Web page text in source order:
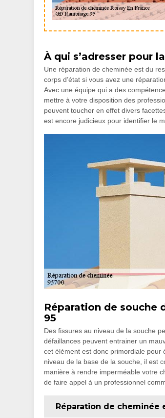
À qui s’adresser pour
Une réparation de cheminée est du
corps d’état si vous avez une
Avec une équipe qui a des
mettre à votre disposition des
peuvent toucher en effet divers
est encore judicieux pour identifier le
Réparation de souche
95
Des fissures au niveau de la souche
défaillances peuvent entrainer un
cet élément est donc primordiale pour
niveau de la base de la souche, il est
manière à rendre imperméable votre
de faire appel à un professionnel
Réparation de cheminée